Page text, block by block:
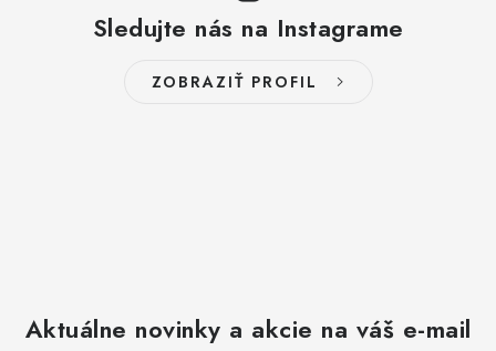
Sledujte nás na Instagrame
ZOBRAZIŤ PROFIL
Aktuálne novinky a akcie na váš e-mail